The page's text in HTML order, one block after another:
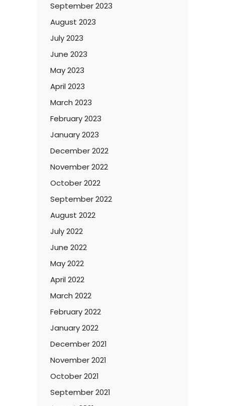
September 2023
August 2023
July 2023
June 2023
May 2023
April 2023
March 2023
February 2023
January 2023
December 2022
November 2022
October 2022
September 2022
August 2022
July 2022
June 2022
May 2022
April 2022
March 2022
February 2022
January 2022
December 2021
November 2021
October 2021
September 2021